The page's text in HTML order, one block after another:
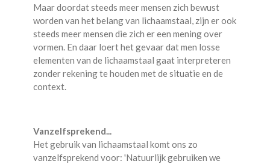
Maar doordat steeds meer mensen zich bewust
worden van het belang van lichaamstaal, zijn er ook
steeds meer mensen die zich er een mening over
vormen. En daar loert het gevaar dat men losse
elementen van de lichaamstaal gaat interpreteren
zonder rekening te houden met de situatie en de
context.
Vanzelfsprekend...
Het gebruik van lichaamstaal komt ons zo
vanzelfsprekend voor: 'Natuurlijk gebruiken we